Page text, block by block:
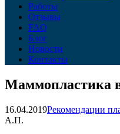
Работы
Отзывы
FAQ
Блог
Новости
Контакты
Маммопластика
16.04.2019Рекомендации
А.П.